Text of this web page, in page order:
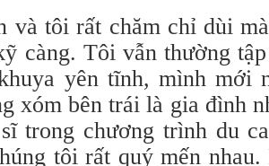
và tôi rất chăm chỉ dùi
càng. Tôi vẫn thường
yên tĩnh, mình mới
xóm bên trái là gia đình
trong chương trình du
tôi rất quý mến